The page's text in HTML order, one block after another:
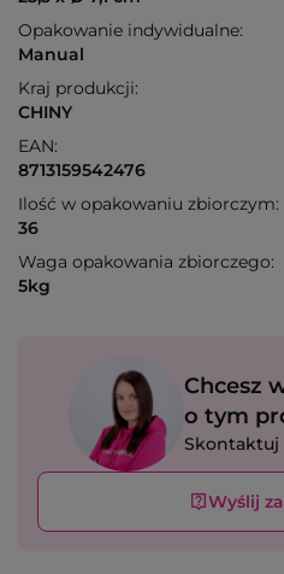
Opakowanie indywidualne:
Manual
Kraj produkcji:
CHINY
EAN:
8713159542476
Ilość w opakowaniu zbiorczym:
36
Waga opakowania zbiorczego:
5kg
Chcesz
o tym
Skontaktuj
Wyślij